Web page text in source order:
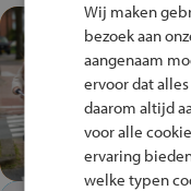
Wij maken
bezoek aan
aangenaam
ervoor dat
daarom altijd
voor alle
ervaring
welke typen